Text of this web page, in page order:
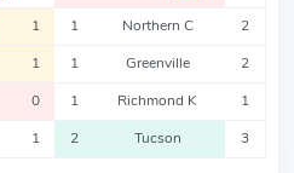
1 1 Northern C 2
1 1 Greenville 2
0 1 Richmond K 1
1 2 Tucson 3